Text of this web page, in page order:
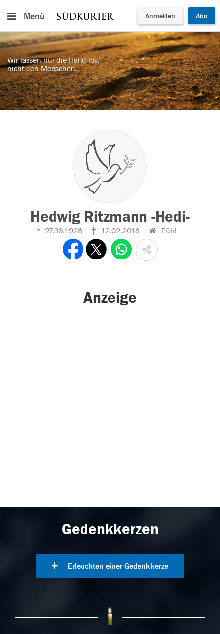
Menü Anmelden Abo
Wir lassen nur die Hand los,
nicht den Menschen.
Hedwig Ritzmann -Hedi-
27.06.1928 12.02.2018 Bühl
Anzeige
Gedenkkerzen
Erleuchten einer Gedenkkerze